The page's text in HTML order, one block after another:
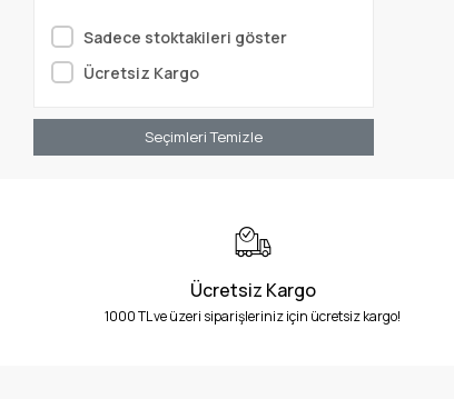
Sadece stoktakileri göster
Ücretsiz Kargo
Seçimleri Temizle
Ücretsiz Kargo
1000 TL ve üzeri siparişleriniz için ücretsiz kargo!